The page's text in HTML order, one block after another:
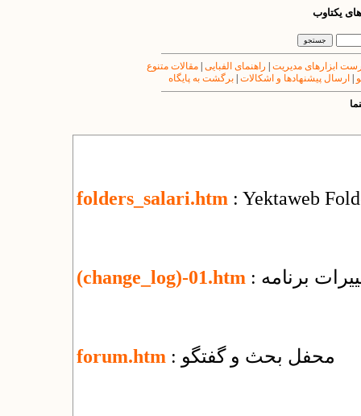
یکتاوب
ابزارهای مدیریت راهنمای الفبایی |مقالات متنوع
ارسال پیشنهادها و اشکالات برگشت به پایگاه
folders_salari.htm : Yektaweb
(change_log)-01.htm برنامه
forum.htm : محفل بحث و گفتگو